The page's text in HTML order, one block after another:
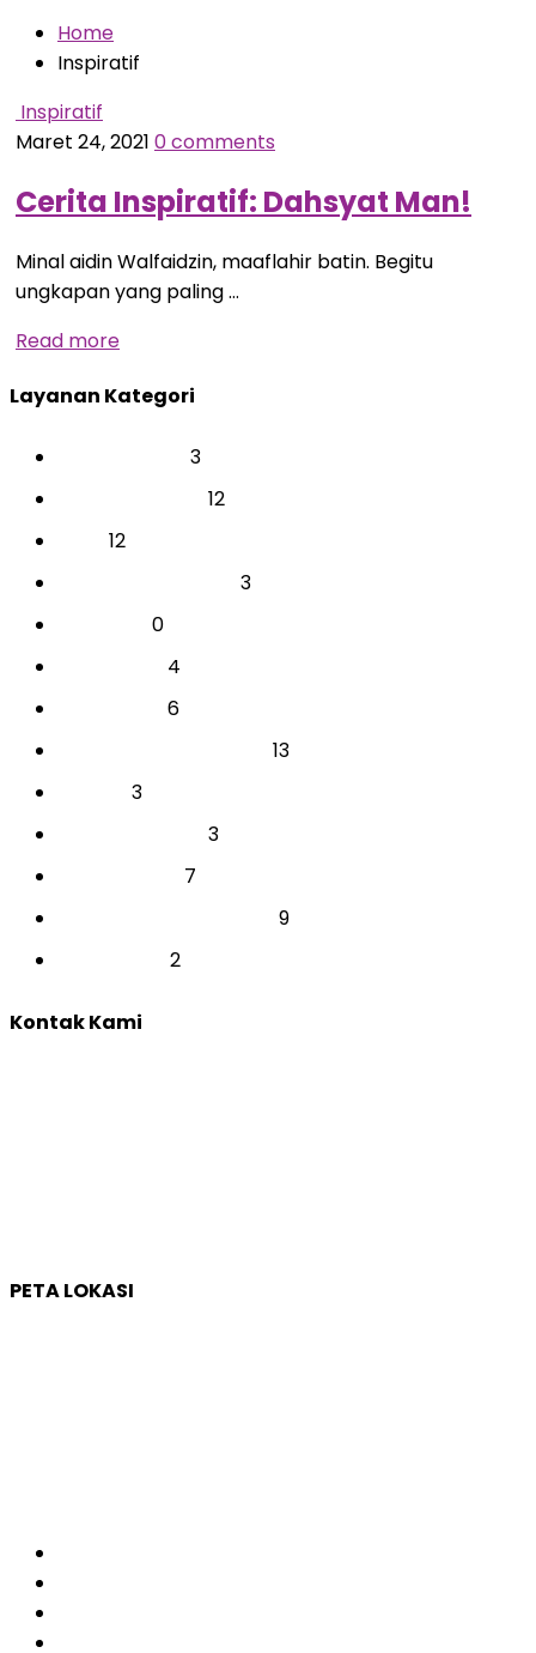
Home
Inspiratif
Inspiratif
Maret 24, 2021 0 comments
Cerita Inspiratif: Dahsyat Man!
Minal aidin Walfaidzin, maaflahir batin. Begitu
ungkapan yang paling …
Read more
Layanan Kategori
3
12
12
3
0
4
6
13
3
3
7
9
2
Kontak Kami
PETA LOKASI